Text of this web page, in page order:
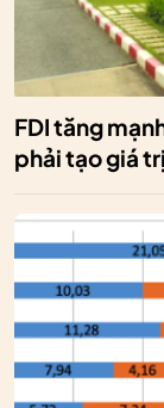
FDI tăng
phải tạo giá